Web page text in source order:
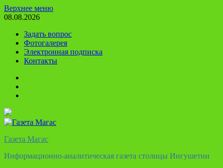
Перейти
к
Верхнее меню
08.08.2026
Задать вопрос
Фотогалерея
Электронная подписка
Контакты
Газета Магас
Информационно-аналитическая газета столицы Ингушетии